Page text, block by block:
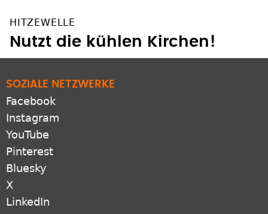
Nutzt die kühlen Kirchen!
Facebook
Instagram
YouTube
Pinterest
Bluesky
X
LinkedIn